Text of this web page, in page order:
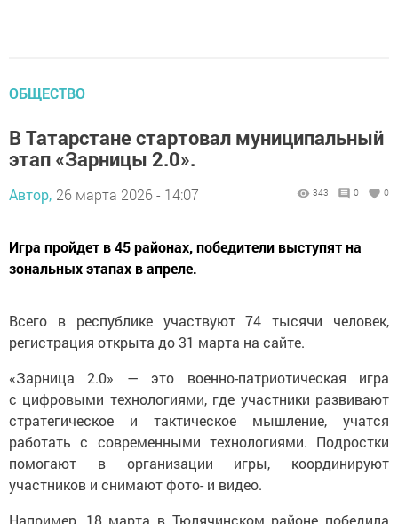
ОБЩЕСТВО
В Татарстане стартовал муниципальный
этап «Зарницы 2.0».
Автор, 26 марта 2026 - 14:07 343 0 0
Игра пройдет в 45 районах, победители выступят на
зональных этапах в апреле.
Всего в республике участвуют 74 тысячи человек,
регистрация открыта до 31 марта на сайте.
«Зарница 2.0» — это военно-патриотическая игра
с цифровыми технологиями, где участники развивают
стратегическое и тактическое мышление, учатся
работать с современными технологиями. Подростки
помогают в организации игры, координируют
участников и снимают фото- и видео.